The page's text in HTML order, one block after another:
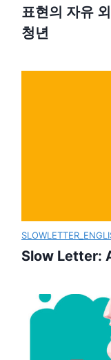
표현의 자유
청년
Slow Letter: